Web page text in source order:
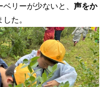
ベリーが少ないと、声をか
た。